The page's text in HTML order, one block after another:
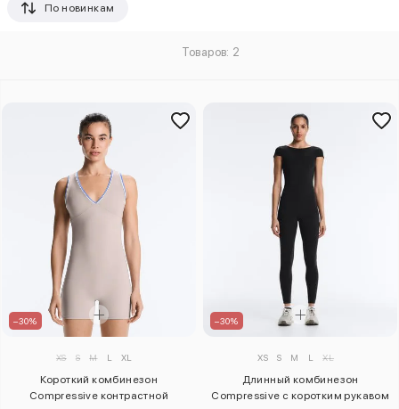
По новинкам
Товаров: 2
–30%
XS S M L XL
Короткий комбинезон
Compressive контрастной
–30%
XS S M L XL
Длинный комбинезон
Compressive с коротким рукавом